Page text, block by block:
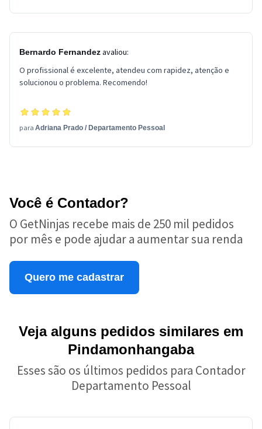
Bernardo Fernandezavaliou:
O profissional é excelente, atendeu com rapidez, atenção e
solucionou o problema. Recomendo!
para Adriana Prado / Departamento Pessoal
Você é Contador?
O GetNinjas recebe mais de 250 mil pedidos
por mês e pode ajudar a aumentar sua renda
Quero me cadastrar
Veja alguns pedidos similares em
Pindamonhangaba
Esses são os últimos pedidos para Contador
Departamento Pessoal